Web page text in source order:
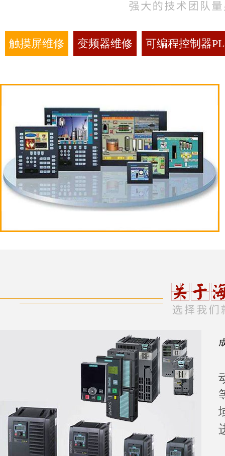
触摸屏维修 变频器维修 可编程控制器